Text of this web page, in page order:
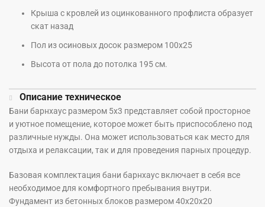
Крыша с кровлей из оцинкованного профлиста образует
скат назад
Пол из осиновых досок размером 100х25
Высота от пола до потолка 195 см.
Описание техническое
Бани барнхаус размером 5х3 представляет собой просторное
и уютное помещение, которое может быть приспособлено под
различные нужды. Она может использоваться как место для
отдыха и релаксации, так и для проведения парных процедур.
Базовая комплектация бани барнхаус включает в себя все
необходимое для комфортного пребывания внутри.
Фундамент из бетонных блоков размером 40х20х20